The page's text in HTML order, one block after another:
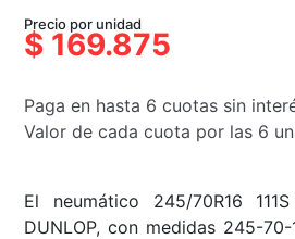
precio
original
$339.750.
precio
actual
$169.875.
Precio por unidad
$ 169.875
Paga en hasta 6 cuotas sin
Valor de cada cuota por las 6
El neumático 245/70R16
DUNLOP, con medidas 245-